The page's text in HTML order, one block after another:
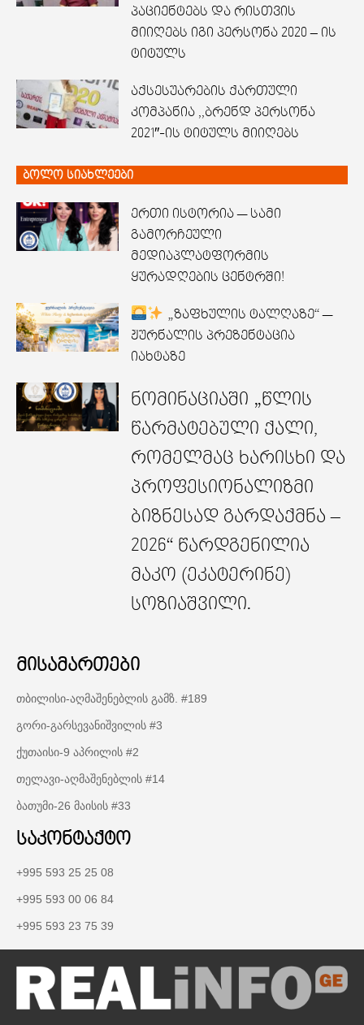
პაციენტებს და რისთვის
მიიღებს იგი პერსონა 2020 – ის
ტიტულს
აქსესუარების ქართული
კომპანია ,,ბრენდ პერსონა
2021″-ის ტიტულს მიიღებს
ბოლო სიახლეები
ერთი ისტორია — სამი
გამორჩეული
მედიაპლატფორმის
ყურადღების ცენტრში!
„ზაფხულის ტალღაზე“ —
ჟურნალის პრეზენტაცია
იახტაზე
ნომინაციაში „წლის
წარმატებული ქალი,
რომელმაც ხარისხი და
პროფესიონალიზმი
ბიზნესად გარდაქმნა –
2026“ წარდგენილია
მაკო (ეკატერინე)
სოზიაშვილი.
მისამართები
თბილისი-აღმაშენებლის გამზ. #189
გორი-გარსევანიშვილის #3
ქუთაისი-9 აპრილის #2
თელავი-აღმაშენებლის #14
ბათუმი-26 მაისის #33
საკონტაქტო
+995 593 25 25 08
+995 593 00 06 84
+995 593 23 75 39